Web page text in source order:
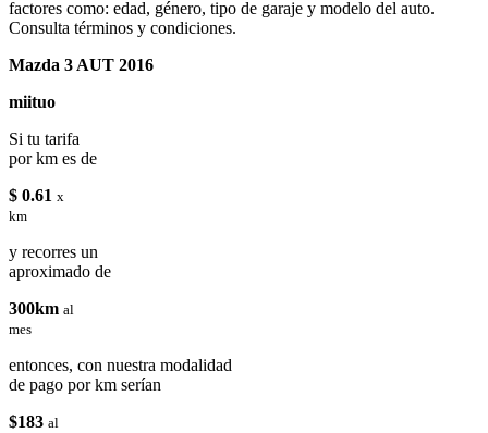
factores como: edad, género, tipo de garaje y modelo del auto.
Consulta términos y condiciones.
Mazda 3 AUT 2016
miituo
Si tu tarifa
por km es de
$ 0.61 x
km
y recorres un
aproximado de
300km al
mes
entonces, con nuestra modalidad
de pago por km serían
$183 al